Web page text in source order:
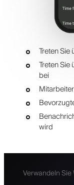
Treten
Treten
bei
wird
Verwandeln